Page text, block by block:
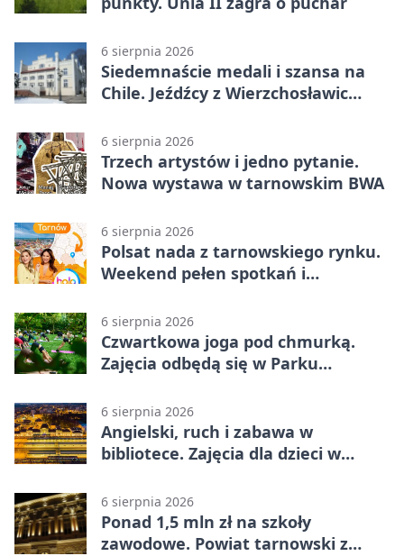
6 sierpnia 2026
Siedemnaście medali i szansa na
Chile. Jeźdźcy z Wierzchosławic
6 sierpnia 2026
Trzech artystów i jedno pytanie.
Nowa wystawa w tarnowskim BWA
6 sierpnia 2026
Polsat nada z tarnowskiego rynku.
Weekend pełen spotkań i
6 sierpnia 2026
Czwartkowa joga pod chmurką.
Zajęcia odbędą się w Parku
6 sierpnia 2026
Angielski, ruch i zabawa w
bibliotece. Zajęcia dla dzieci w
6 sierpnia 2026
Ponad 1,5 mln zł na szkoły
zawodowe. Powiat tarnowski z